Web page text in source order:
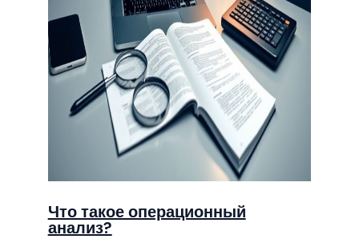
Что такое операционный
анализ?